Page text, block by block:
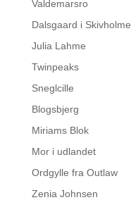
Valdemarsro
Dalsgaard i Skivholme
Julia Lahme
Twinpeaks
Sneglcille
Blogsbjerg
Miriams Blok
Mor i udlandet
Ordgylle fra Outlaw
Zenia Johnsen